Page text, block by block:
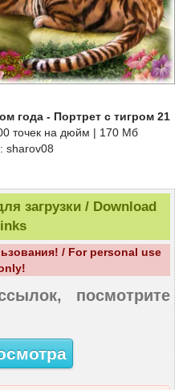
года - Портрет с тигром 21
точек на дюйм | 170 Мб
sharov08
загрузки / Download
links
/ For personal use
посмотрите